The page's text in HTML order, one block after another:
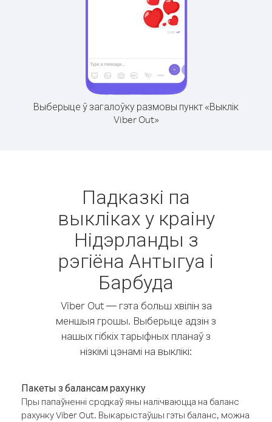
Выберыце ў загалоўку размовы пункт «Выклік
Viber Out»
Падказкі па
выкліках у краіну
Нідэрланды з
рэгіёна Антыгуа і
Барбуда
Viber Out — гэта больш хвілін за
меншыя грошы. Выберыце адзін з
нашых гібкіх тарыфных планаў з
нізкімі цэнамі на выклікі:
Пакеты з балансам рахунку
Пры папаўненні сродкаў яны налічваюцца на баланс
рахунку Viber Out. Выкарыстаўшы гэты баланс, можна